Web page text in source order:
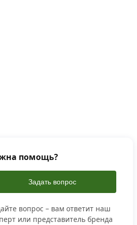
помощь?
Задать вопрос
вопрос – вам ответит наш
или представитель бренда